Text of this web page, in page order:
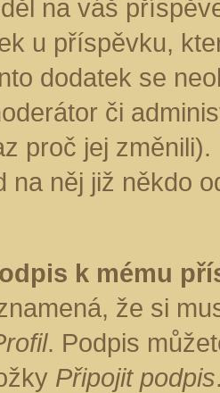
na váš
u příspěvku,
dodatek se
či
proč jej
na něj již někdo
k mému
že si
. Podpis
Připojit podpis